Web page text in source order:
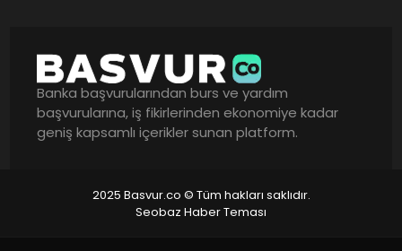
Banka başvurularından burs ve yardım
başvurularına, iş fikirlerinden ekonomiye kadar
geniş kapsamlı içerikler sunan platform.
2025 Basvur.co © Tüm hakları saklıdır.
Seobaz Haber Teması